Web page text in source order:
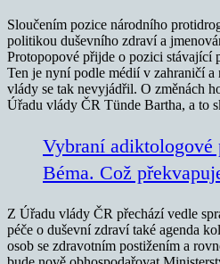
Sloučením pozice národního
politikou duševního zdraví a
Protopopové přijde o pozici stávající
Ten je nyní podle médií v zahraničí
vlády se tak nevyjádřil. O změnách
Úřadu vlády ČR Tünde Bartha, a to
Vybraní adiktologové
Béma. Což
Z Úřadu vlády ČR přechází vedle
péče o duševní zdraví také agenda
osob se zdravotním postižením a